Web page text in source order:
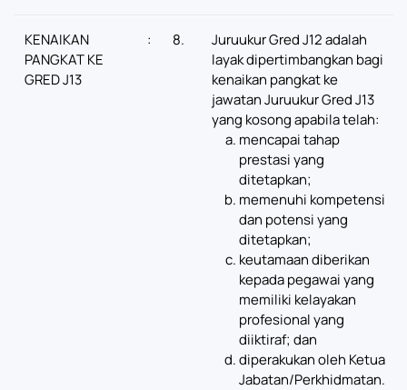
KENAIKAN
PANGKAT KE
GRED J13
: 8.
Juruukur Gred J12 adalah
layak dipertimbangkan bagi
kenaikan pangkat ke
jawatan Juruukur Gred J13
yang kosong apabila telah:
mencapai tahap
prestasi yang
ditetapkan;
memenuhi kompetensi
dan potensi yang
ditetapkan;
keutamaan diberikan
kepada pegawai yang
memiliki kelayakan
profesional yang
diiktiraf; dan
diperakukan oleh Ketua
Jabatan/Perkhidmatan.